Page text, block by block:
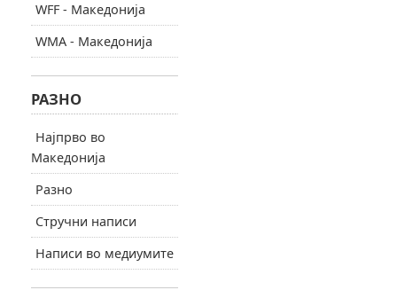
WFF - Македонија
WMA - Македонија
РАЗНО
Најпрво во
Македонија
Разно
Стручни написи
Написи во медиумите